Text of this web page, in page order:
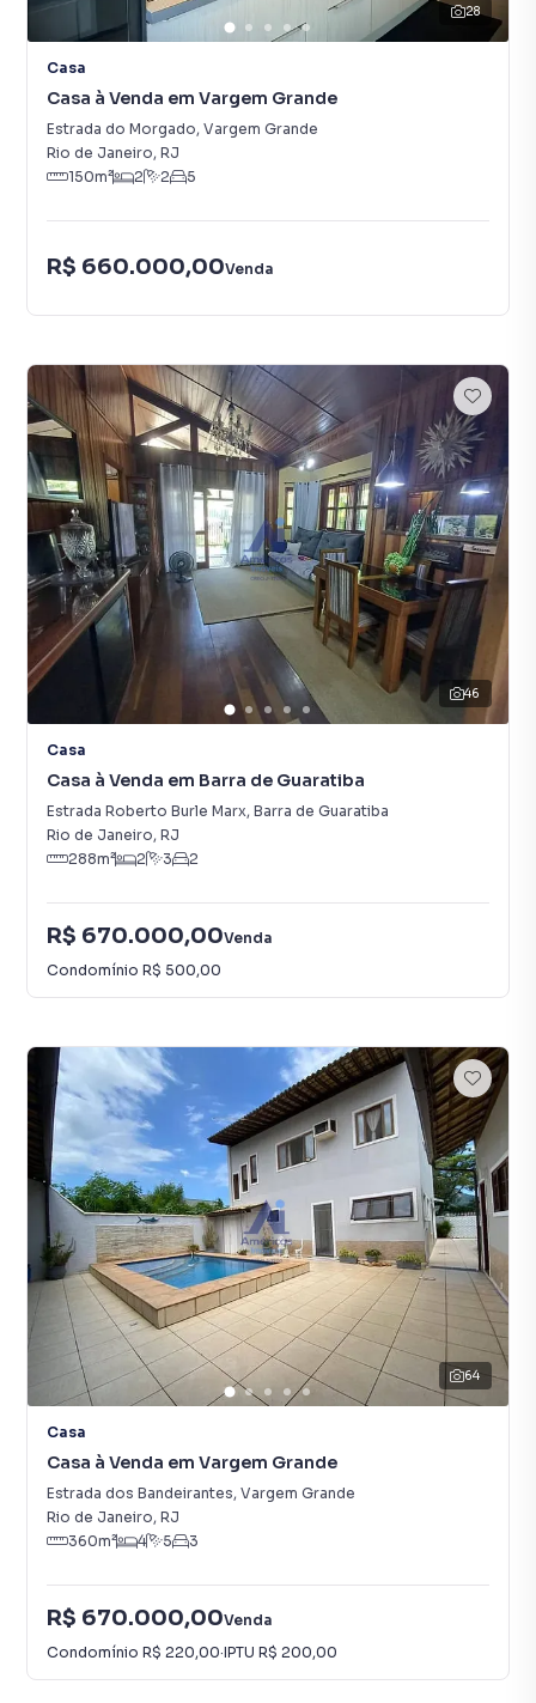
28
Casa
Casa à Venda em Vargem Grande
Estrada do Morgado, Vargem Grande
Rio de Janeiro, RJ
150m² 2 2 5
R$ 660.000,00Venda
46
Casa
Casa à Venda em Barra de Guaratiba
Estrada Roberto Burle Marx, Barra de Guaratiba
Rio de Janeiro, RJ
288m² 2 3 2
R$ 670.000,00Venda
Condomínio R$ 500,00
64
Casa
Casa à Venda em Vargem Grande
Estrada dos Bandeirantes, Vargem Grande
Rio de Janeiro, RJ
360m² 4 5 3
R$ 670.000,00Venda
Condomínio R$ 220,00·IPTU R$ 200,00